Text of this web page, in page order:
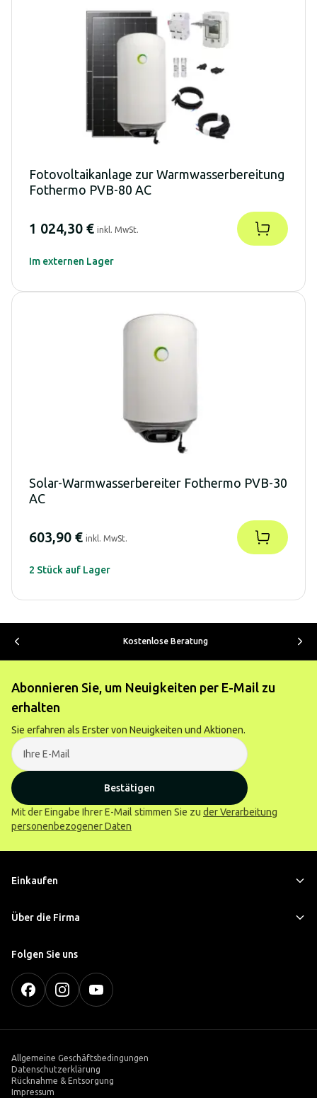
Fotovoltaikanlage zur Warmwasserbereitung
Fothermo PVB-80 AC
1 024,30 € inkl. MwSt.
Im externen Lager
Solar-Warmwasserbereiter Fothermo PVB-30
AC
603,90 € inkl. MwSt.
2 Stück auf Lager
Kostenlose Beratung
Abonnieren Sie, um Neuigkeiten per E-Mail zu
erhalten
Sie erfahren als Erster von Neuigkeiten und Aktionen.
Bestätigen
Mit der Eingabe Ihrer E-Mail stimmen Sie zu der Verarbeitung
personenbezogener Daten
Einkaufen
Über die Firma
Folgen Sie uns
Allgemeine Geschäftsbedingungen
Datenschutzerklärung
Rücknahme & Entsorgung
Impressum